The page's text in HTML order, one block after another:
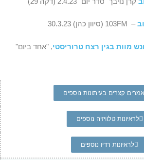
– 103FM (סיוון כהן) 30.3.23
מוות בגין רצח טרוריסטי, "אחד ביום"
קצרים בעיתונות נוספים
לראיונות טלוויזיה נוספים
לראיונות רדיו נוספים